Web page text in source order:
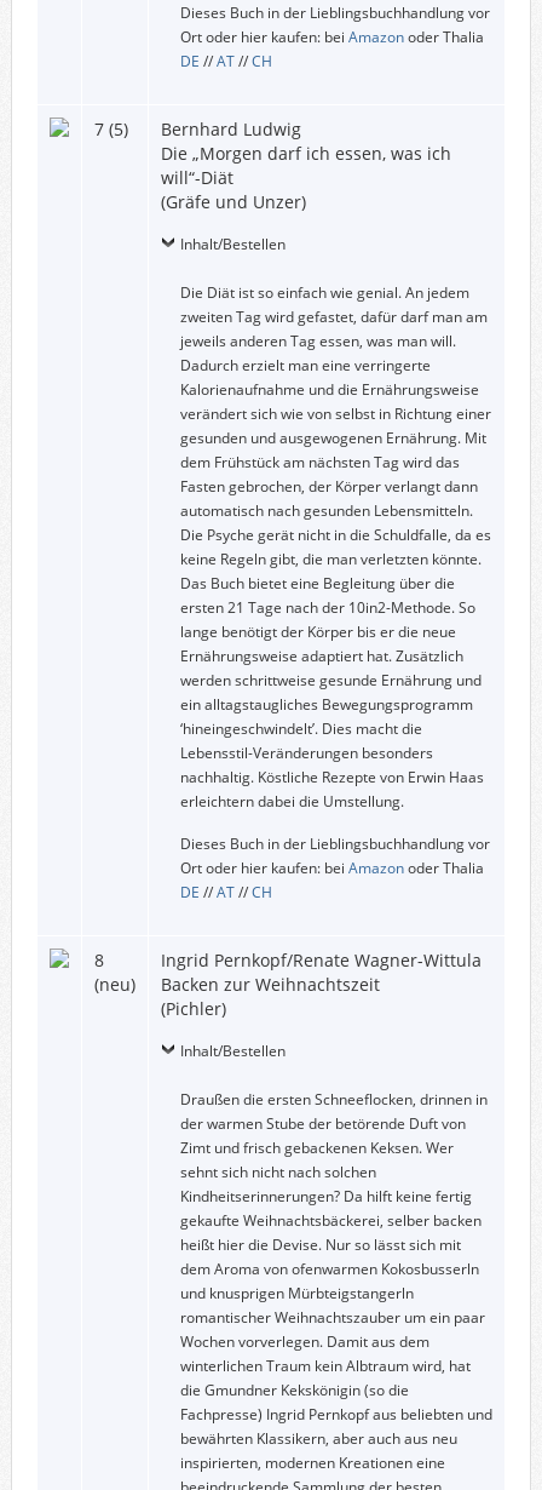
Dieses Buch in der Lieblingsbuchhandlung vor
Ort oder hier kaufen: bei Amazonoder Thalia
DE //AT//CH
7 (5)
Bernhard Ludwig
Die „Morgen darf ich essen, was ich
will“-Diät
(Gräfe und Unzer)
Inhalt/Bestellen
Die Diät ist so einfach wie genial. An jedem
zweiten Tag wird gefastet, dafür darf man am
jeweils anderen Tag essen, was man will.
Dadurch erzielt man eine verringerte
Kalorienaufnahme und die Ernährungsweise
verändert sich wie von selbst in Richtung einer
gesunden und ausgewogenen Ernährung. Mit
dem Frühstück am nächsten Tag wird das
Fasten gebrochen, der Körper verlangt dann
automatisch nach gesunden Lebensmitteln.
Die Psyche gerät nicht in die Schuldfalle, da es
keine Regeln gibt, die man verletzten könnte.
Das Buch bietet eine Begleitung über die
ersten 21 Tage nach der 10in2-Methode. So
lange benötigt der Körper bis er die neue
Ernährungsweise adaptiert hat. Zusätzlich
werden schrittweise gesunde Ernährung und
ein alltagstaugliches Bewegungsprogramm
‘hineingeschwindelt’. Dies macht die
Lebensstil-Veränderungen besonders
nachhaltig. Köstliche Rezepte von Erwin Haas
erleichtern dabei die Umstellung.
Dieses Buch in der Lieblingsbuchhandlung vor
Ort oder hier kaufen: bei Amazonoder Thalia
DE //AT//CH
8
(neu)
Ingrid Pernkopf/Renate Wagner-Wittula
Backen zur Weihnachtszeit
(Pichler)
Inhalt/Bestellen
Draußen die ersten Schneeflocken, drinnen in
der warmen Stube der betörende Duft von
Zimt und frisch gebackenen Keksen. Wer
sehnt sich nicht nach solchen
Kindheitserinnerungen? Da hilft keine fertig
gekaufte Weihnachtsbäckerei, selber backen
heißt hier die Devise. Nur so lässt sich mit
dem Aroma von ofenwarmen Kokosbusserln
und knusprigen Mürbteigstangerln
romantischer Weihnachtszauber um ein paar
Wochen vorverlegen. Damit aus dem
winterlichen Traum kein Albtraum wird, hat
die Gmundner Kekskönigin (so die
Fachpresse) Ingrid Pernkopf aus beliebten und
bewährten Klassikern, aber auch aus neu
inspirierten, modernen Kreationen eine